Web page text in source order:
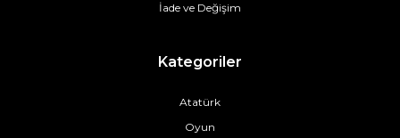
İade ve Değişim
Kategoriler
Atatürk
Oyun